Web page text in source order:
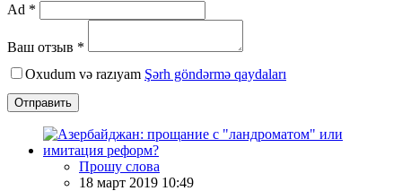
Ad *
Ваш отзыв *
Oxudum və razıyam Şərh göndərmə qaydaları
Отправить
Прошу слова
18 март 2019 10:49